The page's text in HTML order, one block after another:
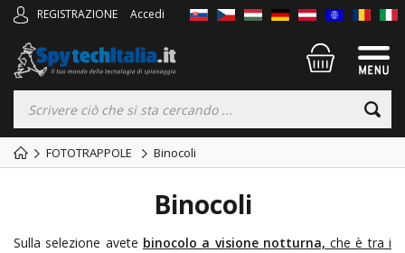
REGISTRAZIONE Accedi
FOTOTRAPPOLE Binocoli
Binocoli
Sulla selezione avete binocolo a visione notturna,che è tra i